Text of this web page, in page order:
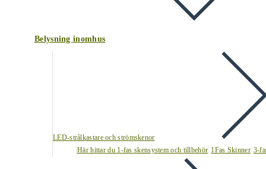
Belysning inomhus
LED-strålkastare och strömskenor
Här hittar du 1-fas skensystem och tillbehör 1Fas Skinner 3-